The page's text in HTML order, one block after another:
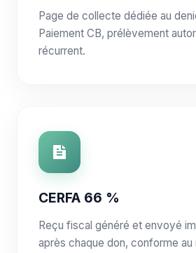
Page de collecte dédiée au
Paiement CB, prélèvement
récurrent.
CERFA 66 %
Reçu fiscal généré et envoyé
après chaque don, conforme au